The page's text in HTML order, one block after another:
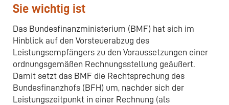
Sie wichtig ist
Das Bundesfinanzministerium (BMF) hat sich im
Hinblick auf den Vorsteuerabzug des
Leistungsempfängers zu den Voraussetzungen einer
ordnungsgemäßen Rechnungsstellung geäußert.
Damit setzt das BMF die Rechtsprechung des
Bundesfinanzhofs (BFH) um, nachder sich der
Leistungszeitpunkt in einer Rechnung (als